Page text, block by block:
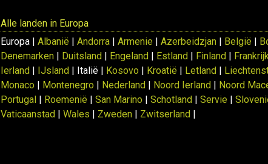
Alle landen in Europa
Europa |Albanië |Andorra |Armenie |Azerbeidzjan | België |
Denemarken | Duitsland | Engeland | Estland | Finland |
Ierland | IJsland | Italië | Kosovo | Kroatië | Letland |
Monaco | Montenegro | Nederland | Noord Ierland | Noord
Portugal | Roemenië |San Marino |Schotland |Servie |
Vaticaanstad |Wales | Zweden | Zwitserland |